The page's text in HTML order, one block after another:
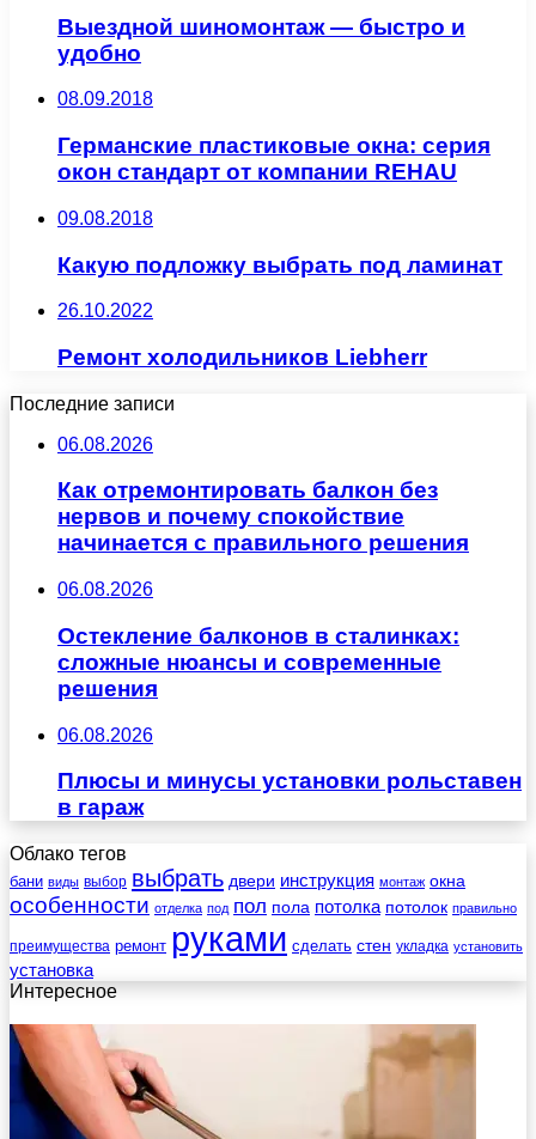
Выездной шиномонтаж — быстро и
удобно
08.09.2018
Германские пластиковые окна: серия
окон стандарт от компании REHAU
09.08.2018
Какую подложку выбрать под ламинат
26.10.2022
Ремонт холодильников Liebherr
Последние записи
06.08.2026
Как отремонтировать балкон без
нервов и почему спокойствие
начинается с правильного решения
06.08.2026
Остекление балконов в сталинках:
сложные нюансы и современные
решения
06.08.2026
Плюсы и минусы установки рольставен
в гараж
Облако тегов
бани виды выбор выбрать двери инструкция монтаж окна
особенности отделка под пол пола потолка потолок правильно
преимущества ремонт руками сделать стен укладка установить
установка
Интересное